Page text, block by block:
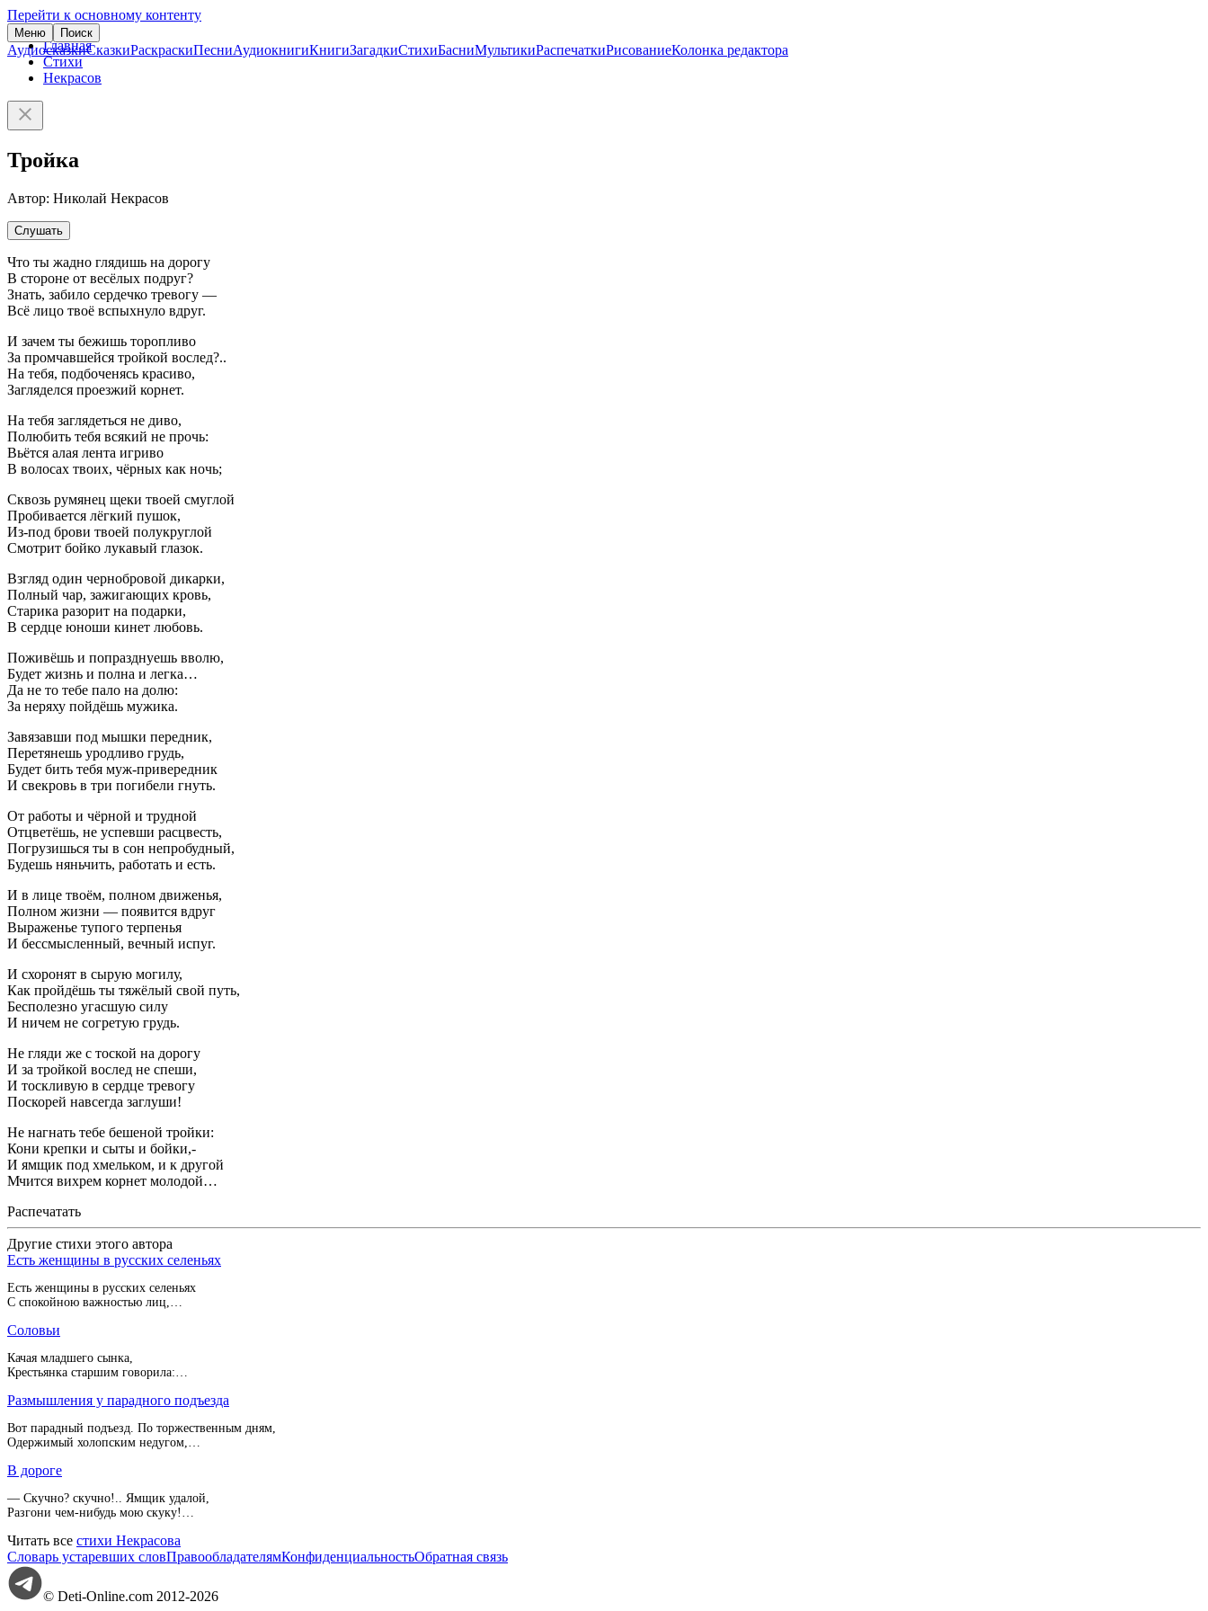
Перейти к основному контенту
Меню Поиск
АудиосказкиСказкиРаскраскиПесниАудиокнигиКнигиЗагадкиСтихиБасниМультикиРаспечаткиРисованиеКолонка редактора
Главная
Стихи
Некрасов
Тройка
Автор: Николай Некрасов
Слушать
Что ты жадно глядишь на дорогу
В стороне от весёлых подруг?
Знать, забило сердечко тревогу —
Всё лицо твоё вспыхнуло вдруг.
И зачем ты бежишь торопливо
За промчавшейся тройкой вослед?..
На тебя, подбоченясь красиво,
Загляделся проезжий корнет.
На тебя заглядеться не диво,
Полюбить тебя всякий не прочь:
Вьётся алая лента игриво
В волосах твоих, чёрных как ночь;
Сквозь румянец щеки твоей смуглой
Пробивается лёгкий пушок,
Из-под брови твоей полукруглой
Смотрит бойко лукавый глазок.
Взгляд один чернобровой дикарки,
Полный чар, зажигающих кровь,
Старика разорит на подарки,
В сердце юноши кинет любовь.
Поживёшь и попразднуешь вволю,
Будет жизнь и полна и легка…
Да не то тебе пало на долю:
За неряху пойдёшь мужика.
Завязавши под мышки передник,
Перетянешь уродливо грудь,
Будет бить тебя муж-привередник
И свекровь в три погибели гнуть.
От работы и чёрной и трудной
Отцветёшь, не успевши расцвесть,
Погрузишься ты в сон непробудный,
Будешь няньчить, работать и есть.
И в лице твоём, полном движенья,
Полном жизни — появится вдруг
Выраженье тупого терпенья
И бессмысленный, вечный испуг.
И схоронят в сырую могилу,
Как пройдёшь ты тяжёлый свой путь,
Бесполезно угасшую силу
И ничем не согретую грудь.
Не гляди же с тоской на дорогу
И за тройкой вослед не спеши,
И тоскливую в сердце тревогу
Поскорей навсегда заглуши!
Не нагнать тебе бешеной тройки:
Кони крепки и сыты и бойки,-
И ямщик под хмельком, и к другой
Мчится вихрем корнет молодой…
Распечатать
Другие стихи этого автора
Есть женщины в русских селеньях
Есть женщины в русских селеньях
С спокойною важностью лиц,…
Соловьи
Качая младшего сынка,
Крестьянка старшим говорила:…
Размышления у парадного подъезда
Вот парадный подъезд. По торжественным дням,
Одержимый холопским недугом,…
В дороге
— Скучно? скучно!.. Ямщик удалой,
Разгони чем-нибудь мою скуку!…
Читать все стихи Некрасова
Словарь устаревших словПравообладателямКонфиденциальностьОбратная связь
© Deti-Online.com 2012-2026